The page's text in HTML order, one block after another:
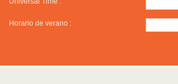
Horario de verano :